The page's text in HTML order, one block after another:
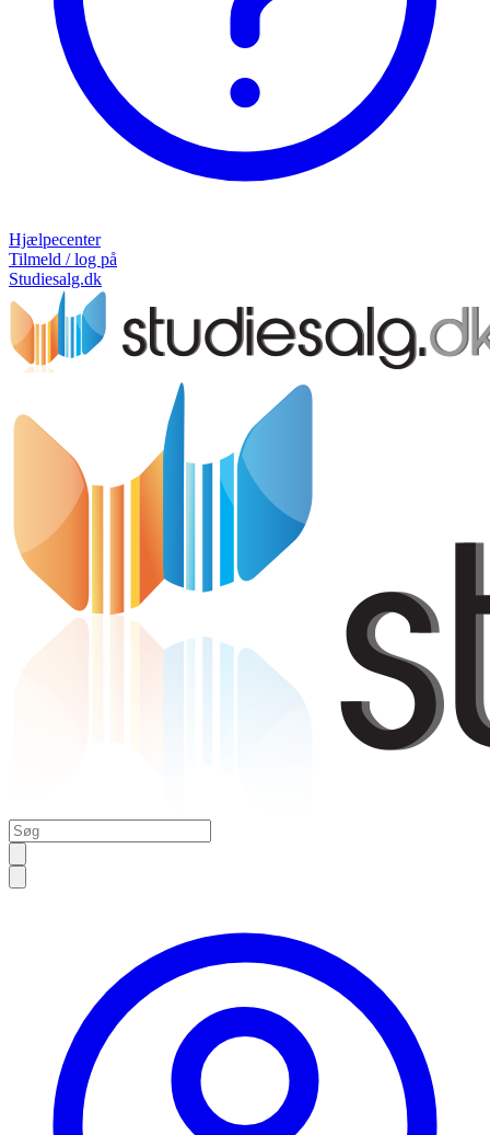
Hjælpecenter
Tilmeld / log på
Studiesalg.dk